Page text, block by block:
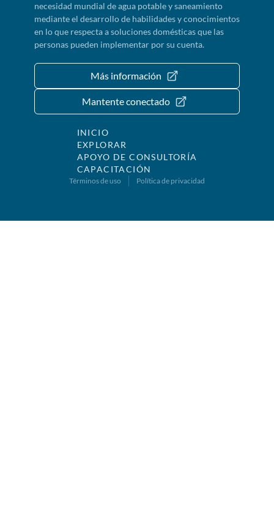
necesidad mundial de agua potable y saneamiento
mediante el desarrollo de habilidades y conocimientos
en lo que respecta a soluciones domésticas que las
personas pueden implementar por su cuenta.
Más información
Mantente conectado
INICIO
EXPLORAR
APOYO DE CONSULTORÍA
CAPACITACIÓN
Términos de uso Política de privacidad